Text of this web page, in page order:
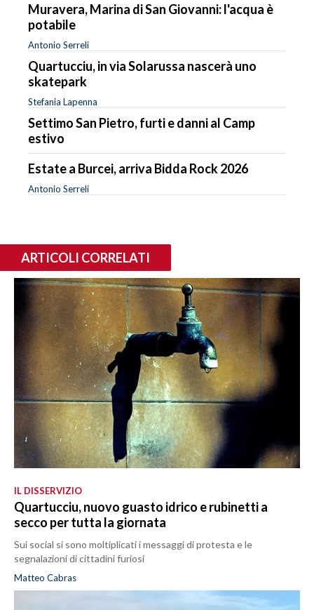
Muravera, Marina di San Giovanni: l'acqua è
potabile
Antonio Serreli
Quartucciu, in via Solarussa nascerà uno
skatepark
Stefania Lapenna
Settimo San Pietro, furti e danni al Camp
estivo
Estate a Burcei, arriva Bidda Rock 2026
Antonio Serreli
ARTICOLI CORRELATI
IL DISSERVIZIO
Quartucciu, nuovo guasto idrico e rubinetti a
secco per tutta la giornata
Sui social si sono moltiplicati i messaggi di protesta e le
segnalazioni di cittadini furiosi
Matteo Cabras